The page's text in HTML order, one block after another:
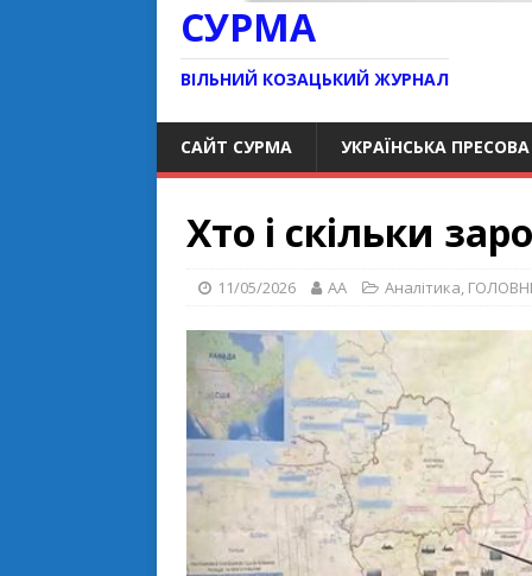
СУРМА
ВІЛЬНИЙ КОЗАЦЬКИЙ ЖУРНАЛ
САЙТ СУРМА УКРАЇНСЬКА
Хто і скільки
11/05/2026 AA Аналітика,